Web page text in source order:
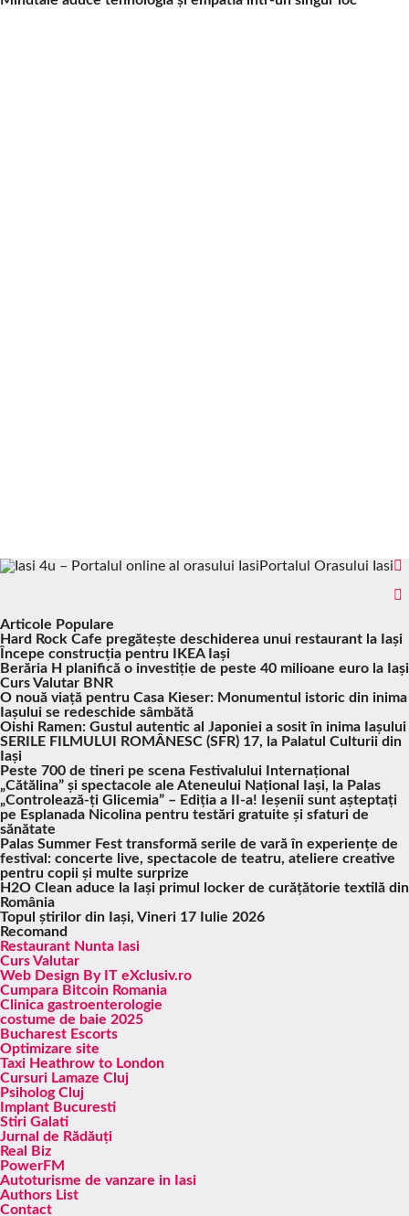
Portalul Orasului Iasi
Articole Populare
Hard Rock Cafe pregătește deschiderea unui restaurant la Iași
Începe construcția pentru IKEA Iași
Berăria H planifică o investiție de peste 40 milioane euro la Iași
Curs Valutar BNR
O nouă viață pentru Casa Kieser: Monumentul istoric din inima
Iașului se redeschide sâmbătă
Oishi Ramen: Gustul autentic al Japoniei a sosit în inima Iașului
SERILE FILMULUI ROMÂNESC (SFR) 17, la Palatul Culturii din
Iași
Peste 700 de tineri pe scena Festivalului Internațional
„Cătălina” și spectacole ale Ateneului Național Iași, la Palas
„Controlează-ți Glicemia” – Ediția a II-a! Ieșenii sunt așteptați
pe Esplanada Nicolina pentru testări gratuite și sfaturi de
sănătate
Palas Summer Fest transformă serile de vară în experiențe de
festival: concerte live, spectacole de teatru, ateliere creative
pentru copii și multe surprize
H2O Clean aduce la Iași primul locker de curățătorie textilă din
România
Topul știrilor din Iași, Vineri 17 Iulie 2026
Recomand
Restaurant Nunta Iasi
Curs Valutar
Web Design By IT eXclusiv.ro
Cumpara Bitcoin Romania
Clinica gastroenterologie
costume de baie 2025
Bucharest Escorts
Optimizare site
Taxi Heathrow to London
Cursuri Lamaze Cluj
Psiholog Cluj
Implant Bucuresti
Stiri Galati
Jurnal de Rădăuți
Real Biz
PowerFM
Autoturisme de vanzare in Iasi
Authors List
Contact